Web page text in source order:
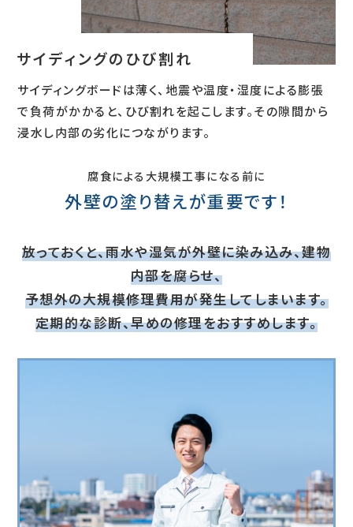
サイディングのひび割れ
サイディングボードは薄く、地震や温度・湿度による膨張
で負荷がかかると、ひび割れを起こします。その隙間から
浸水し内部の劣化につながります。
腐食による大規模工事になる前に
外壁の塗り替えが重要です！
放っておくと、雨水や湿気が外壁に染み込み、建物
内部を腐らせ、
予想外の大規模修理費用が発生してしまいます。
定期的な診断、早めの修理をおすすめします。